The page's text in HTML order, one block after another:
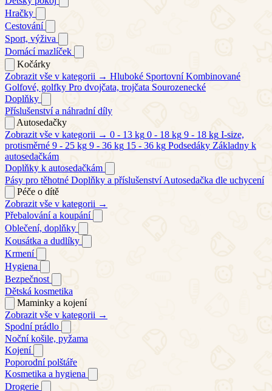
Hračky
Cestování
Sport, výživa
Domácí mazlíček
Kočárky
Zobrazit vše v kategorii → Hluboké Sportovní Kombinované
Golfové, golfky Pro dvojčata, trojčata Sourozenecké
Doplňky
Příslušenství a náhradní díly
Autosedačky
Zobrazit vše v kategorii → 0 - 13 kg 0 - 18 kg 9 - 18 kg I-size,
protisměrné 9 - 25 kg 9 - 36 kg 15 - 36 kg Podsedáky Základny k
autosedačkám
Doplňky k autosedačkám
Pásy pro těhotné Doplňky a příslušenství Autosedačka dle uchycení
Péče o dítě
Zobrazit vše v kategorii →
Přebalování a koupání
Oblečení, doplňky
Kousátka a dudlíky
Krmení
Hygiena
Bezpečnost
Dětská kosmetika
Maminky a kojení
Zobrazit vše v kategorii →
Spodní prádlo
Noční košile, pyžama
Kojení
Poporodní polštáře
Kosmetika a hygiena
Drogerie